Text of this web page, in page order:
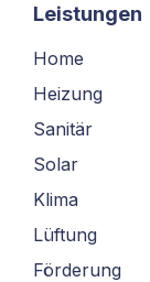
Leistungen
Home
Heizung
Sanitär
Solar
Klima
Lüftung
Förderung